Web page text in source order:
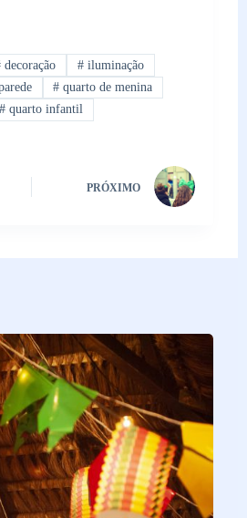
decoração # iluminação
# quarto de menina
#quarto infantil
PRÓXIMO